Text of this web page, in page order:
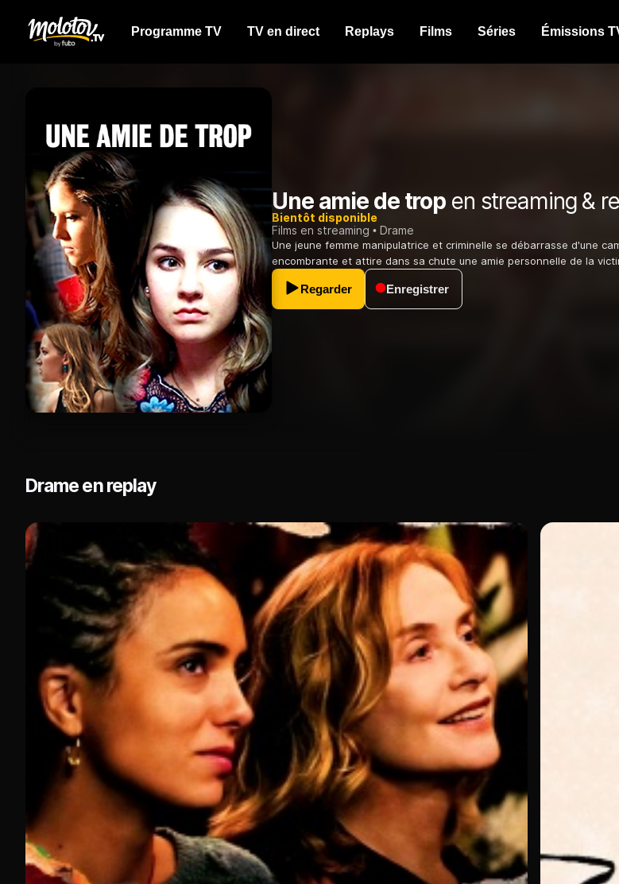
Programme TV TV en direct Replays Films Séries Émissions
Une amie de trop en streaming &
Bientôt disponible
Films en streaming
Drame
Une jeune femme manipulatrice et criminelle se débarrasse d'une
encombrante et attire dans sa chute une amie personnelle de la
Regarder Enregistrer
Drame en replay